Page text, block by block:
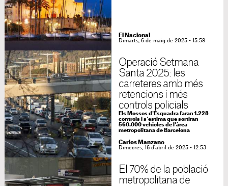
El Nacional
Dimarts, 6 de maig de 2025 - 15:58
Operació Setmana
Santa 2025: les
carreteres amb més
retencions i més
controls policials
Els Mossos d'Esquadra faran 1.228
controls i s'estima que sortiran
560.000 vehicles de l'àrea
metropolitana de Barcelona
Carlos Manzano
Dimecres, 16 d'abril de 2025 - 12:53
El 70% de la població
metropolitana de